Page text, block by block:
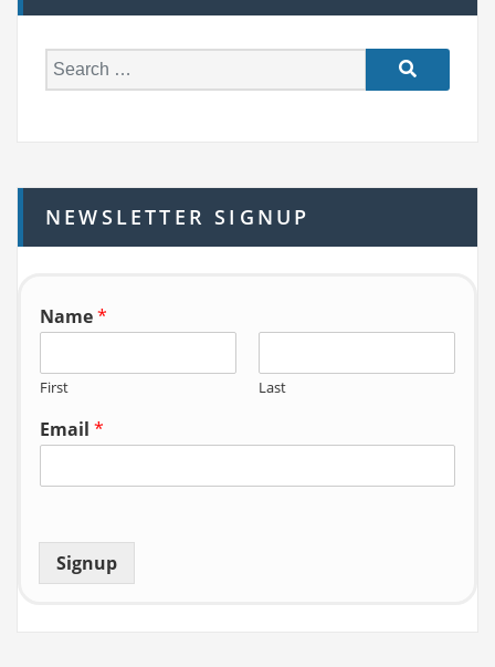
e
h
f
o
NEWSLETTER SIGNUP
Name*
First Last
Email *
Signup